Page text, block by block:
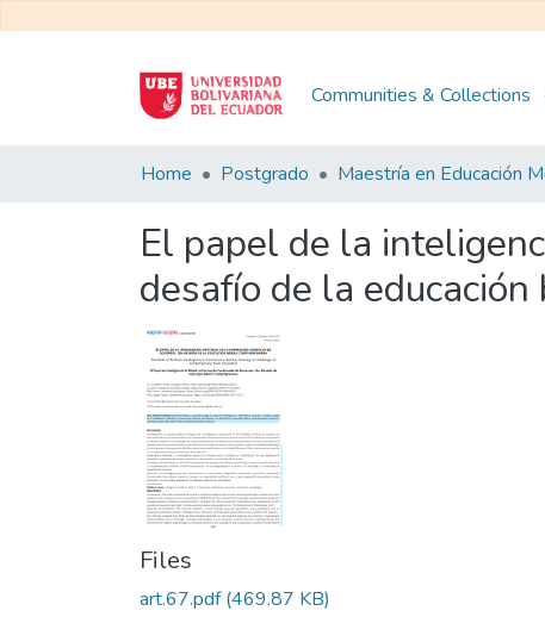
Communities & Collections
Home Postgrado
El papel de la
desafío de la
Files
art.67.pdf(469.87 KB)